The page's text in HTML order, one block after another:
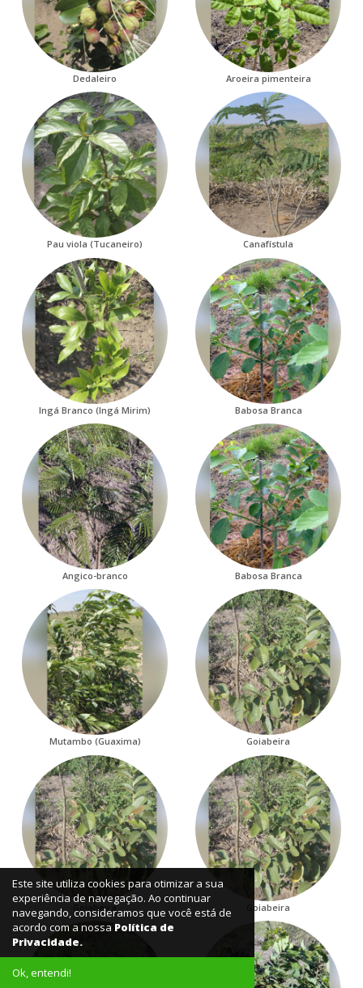
Dedaleiro Aroeira pimenteira
Pau viola (Tucaneiro) Canafístula
Ingá Branco (Ingá Mirim) Babosa Branca
Angico-branco Babosa Branca
Mutambo (Guaxima) Goiabeira
Goiabeira Goiabeira
Este site utiliza cookies para otimizar a sua
experiência de navegação. Ao continuar
navegando, consideramos que você está de
acordo com a nossa Política de
Privacidade.
Ok, entendi!